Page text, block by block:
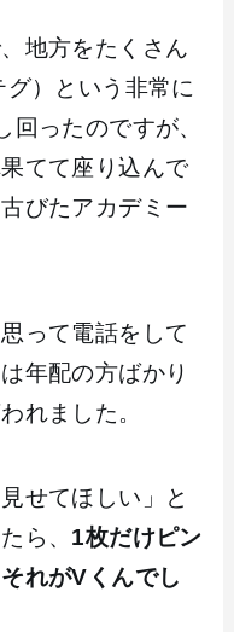
地方をたくさん
）という非常に
ったのですが、
てて座り込んで
びたアカデミー
って電話をして
年配の方ばかり
れました。
せてほしい」と
ら、 1枚だけピン
れがVくんでし